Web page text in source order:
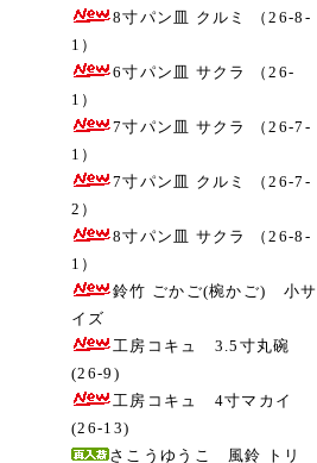
8寸パン皿 クルミ （26-8-
1）
6寸パン皿 サクラ （26-
1）
7寸パン皿 サクラ （26-7-
1）
7寸パン皿 クルミ （26-7-
2）
8寸パン皿 サクラ （26-8-
1）
鈴竹 ごかご(椀かご) 小サ
イズ
工房コキュ 3.5寸丸碗
(26-9)
工房コキュ 4寸マカイ
(26-13)
さこうゆうこ 風鈴 トリ